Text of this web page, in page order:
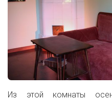
Из этой комнаты